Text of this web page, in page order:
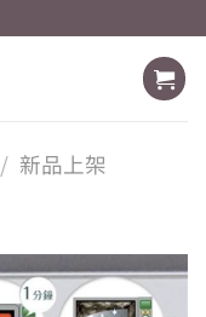
/ 新品上架